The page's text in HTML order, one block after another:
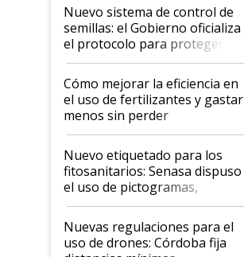
Nuevo sistema de control de
semillas: el Gobierno oficializa
el protocolo para proteger la
propiedad intelectual
Cómo mejorar la eficiencia en
el uso de fertilizantes y gastar
menos sin perder
productividad en la campaña
fina
Nuevo etiquetado para los
fitosanitarios: Senasa dispuso
el uso de pictogramas,
palabras de advertencia e
indicaciones
Nuevas regulaciones para el
uso de drones: Córdoba fija